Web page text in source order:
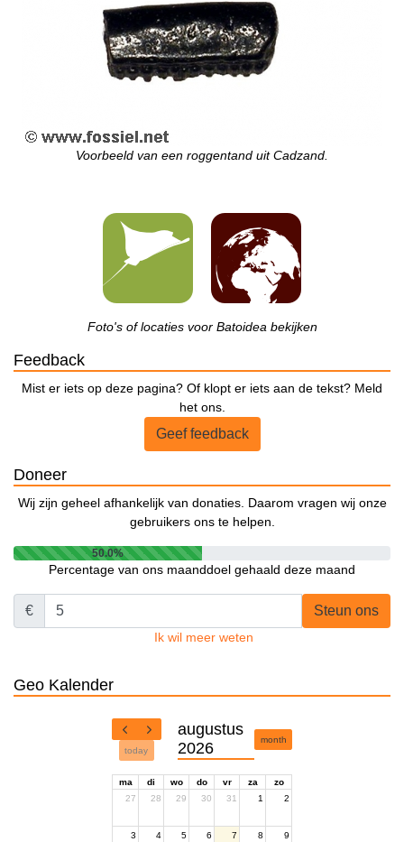
Voorbeeld van een roggentand uit Cadzand.
Foto's of locaties voor Batoidea bekijken
Feedback
Mist er iets op deze pagina? Of klopt er iets aan de tekst? Meld
het ons.
Geef feedback
Doneer
Wij zijn geheel afhankelijk van donaties. Daarom vragen wij onze
gebruikers ons te helpen.
50.0%
Percentage van ons maanddoel gehaald deze maand
€ Steun ons
Ik wil meer weten
Geo Kalender
today
augustus
2026
month
ma di wo do vr za
zo
27
28 29 30 31 1 2
3 4 5 6 7 8 9